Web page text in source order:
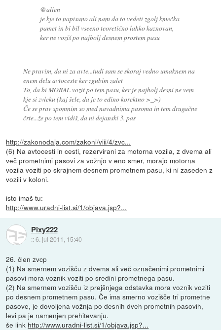
@alien
je kje to napisano ali nam da to vedeti zgolj kmečka
pamet in bi bil vseeno teoretično lahko kaznovan,
ker ne voziš po najbolj desnem prostem pasu
Ne pravim, da ni za avte...tudi sam se skoraj vedno umaknem na
enem delu avtoceste ker zgubim zalet
To, da bi MORAL vozit po tem pasu, ker je najbolj desni ne vem
kje si zvleku (kaj šele, da je to edino korektno >_>)
Če se prav spomnim so med navadnima pasoma in tem drugačne
črte...že po tem vidiš, da ni dejanski 3. pas
http://zakonodaja.com/zakoni/viii/4/zvc...
(6) Na avtocesti in cesti, rezervirani za motorna vozila, z dvema ali
več prometnimi pasovi za vožnjo v eno smer, morajo motorna
vozila voziti po skrajnem desnem prometnem pasu, ki ni zaseden z
vozili v koloni.
isto imaš tu:
http://www.uradni-list.si/1/objava.jsp?...
Pixy222
::6. jul 2011, 15:40
26. člen zvcp
(1) Na smernem vozišču z dvema ali več označenimi prometnimi
pasovi mora voznik voziti po sredini prometnega pasu.
(2) Na smernem vozišču iz prejšnjega odstavka mora voznik voziti
po desnem prometnem pasu. Če ima smerno vozišče tri prometne
pasove, je dovoljena vožnja po desnih dveh prometnih pasovih,
levi pa je namenjen prehitevanju.
še link http://www.uradni-list.si/1/objava.jsp?...